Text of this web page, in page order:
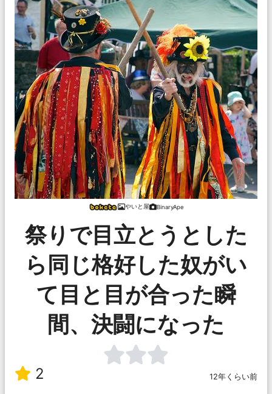
やいと屋 BinaryApe
祭りで目立とうとした
ら同じ格好した奴がい
て目と目が合った瞬
間、決闘になった
2 12年くらい前